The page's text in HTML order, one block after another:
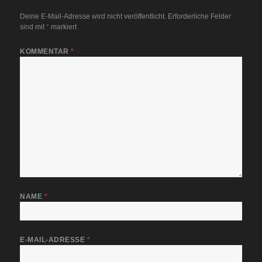
Deine E-Mail-Adresse wird nicht veröffentlicht. Erforderliche Felder
sind mit* markiert
KOMMENTAR*
NAME *
E-MAIL-ADRESSE *